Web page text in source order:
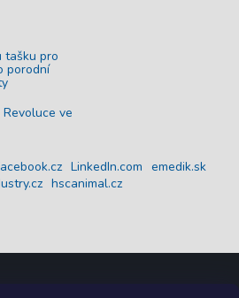
tašku pro
porodní
ve
LinkedIn.com emedik.sk
hscanimal.cz